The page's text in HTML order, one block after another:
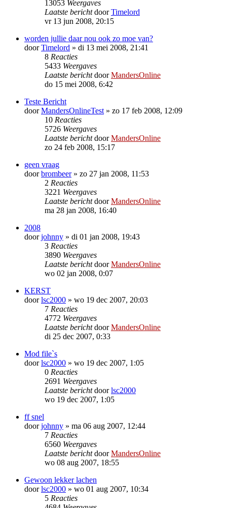
13053 Weergaves
Laatste berichtdoorTimelord
vr 13 jun 2008, 20:15
worden jullie daar nou ook zo moe van?
doorTimelord » di 13 mei 2008, 21:41
8 Reacties
5433 Weergaves
Laatste berichtdoorMandersOnline
do 15 mei 2008, 6:42
Teste Bericht
doorMandersOnlineTest » zo 17 feb 2008, 12:09
10 Reacties
5726 Weergaves
Laatste berichtdoorMandersOnline
zo 24 feb 2008, 15:17
geen vraag
doorbrombeer» zo 27 jan 2008, 11:53
2 Reacties
3221 Weergaves
Laatste berichtdoorMandersOnline
ma 28 jan 2008, 16:40
2008
doorjohnny » di 01 jan 2008, 19:43
3 Reacties
3890 Weergaves
Laatste berichtdoorMandersOnline
wo 02 jan 2008, 0:07
KERST
doorlsc2000 » wo 19 dec 2007, 20:03
7 Reacties
4772 Weergaves
Laatste berichtdoorMandersOnline
di 25 dec 2007, 0:33
Mod file`s
doorlsc2000 » wo 19 dec 2007, 1:05
0 Reacties
2691 Weergaves
Laatste berichtdoorlsc2000
wo 19 dec 2007, 1:05
ff snel
doorjohnny » ma 06 aug 2007, 12:44
7 Reacties
6560 Weergaves
Laatste berichtdoorMandersOnline
wo 08 aug 2007, 18:55
Gewoon lekker lachen
doorlsc2000 » wo 01 aug 2007, 10:34
5 Reacties